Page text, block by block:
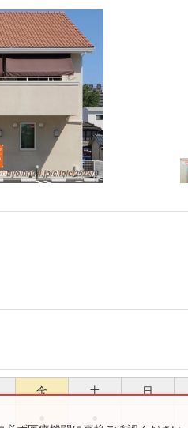
金 土 日